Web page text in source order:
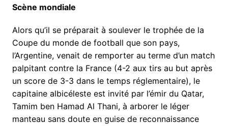
Scène mondiale
Alors qu’il se préparait à soulever le trophée de la
Coupe du monde de football que son pays,
l’Argentine, venait de remporter au terme d’un match
palpitant contre la France (4-2 aux tirs au but après
un score de 3-3 dans le temps réglementaire), le
capitaine albicéleste est invité par l’émir du Qatar,
Tamim ben Hamad Al Thani, à arborer le léger
manteau sans doute en guise de reconnaissance